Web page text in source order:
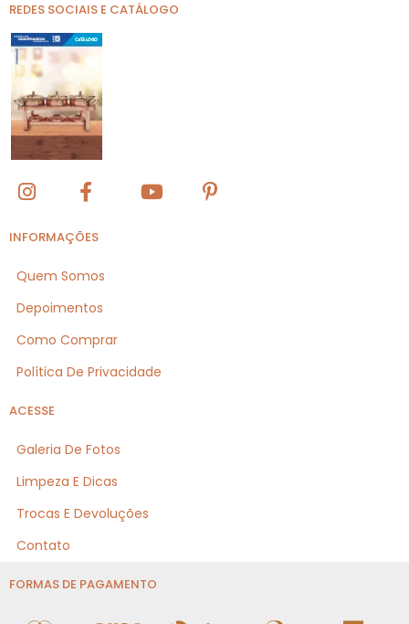
REDES SOCIAIS E CATÁLOGO
INFORMAÇÕES
Quem Somos
Depoimentos
Como Comprar
Política De Privacidade
ACESSE
Galeria De Fotos
Limpeza E Dicas
Trocas E Devoluções
Contato
FORMAS DE PAGAMENTO